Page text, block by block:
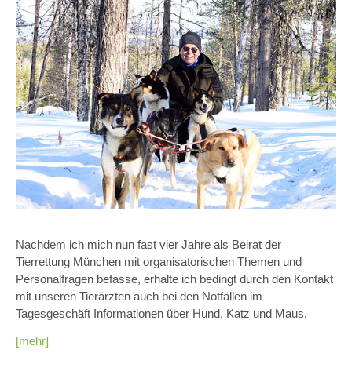
Nachdem ich mich nun fast vier Jahre als Beirat der
Tierrettung München mit organisatorischen Themen und
Personalfragen befasse, erhalte ich bedingt durch den Kontakt
mit unseren Tierärzten auch bei den Notfällen im
Tagesgeschäft Informationen über Hund, Katz und Maus.
[mehr]